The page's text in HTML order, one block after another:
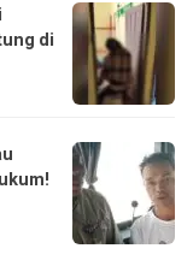
di